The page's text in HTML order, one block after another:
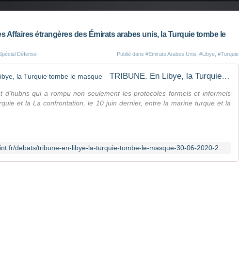
Affaires étrangères des Émirats arabes unis, la Turquie tombe le
Défense Publié dans #Emirats Arabes Unis #Libye #Turquie
TRIBUNE. En Libye, la Turquie tombe le masque
d'hubris qui a rompu non seulement les protocoles formels et informels
et la La confrontation, le 10 juin dernier, entre la marine turque et la